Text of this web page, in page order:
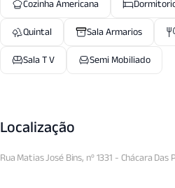
Cozinha Americana
Quintal
Sala Armarios
Sala T V
Semi Mobiliado
Localização
Rua Matias José Bins, nº 1331 - Chácara